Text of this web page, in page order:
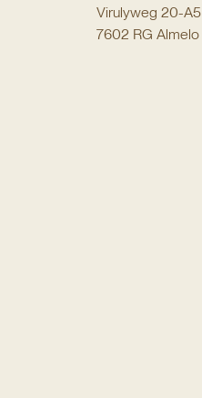
Virulyweg 20-A5
7602 RG Almelo